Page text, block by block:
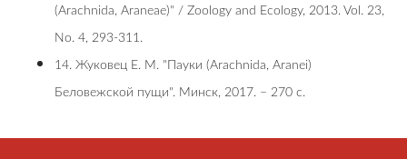
(Arachnida, Araneae)" / Zoology and Ecology, 2013. Vol. 23,
No. 4, 293-311.
14. Жуковец Е. М. "Пауки (Arachnida, Aranei)
Беловежской пущи". Минск, 2017. – 270 c.